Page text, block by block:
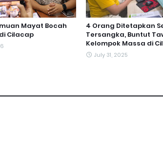
Mayat Bocah
Cilacap
4 Orang Ditetapkan
Tersangka, Buntut
Kelompok Massa di
July 31, 2025